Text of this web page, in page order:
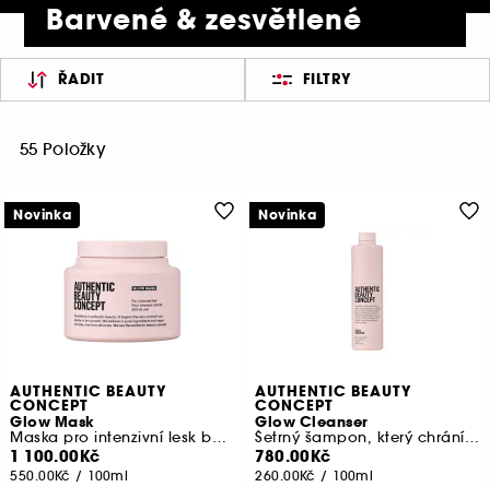
Barvené & zesvětlené
ŘADIT FILTRY
55 Položky
AUTHENTIC BEAUTY
CONCEPT
Glow Mask
Maska pro intenzivní lesk barvených vlasů
1 100.00Kč
550.00Kč / 100ml
Novinka
AUTHENTIC BEAUTY
CONCEPT
Glow Cleanser
Šetrný šampon, který chrání barvu vlasů
780.00Kč
260.00Kč / 100ml
Novinka